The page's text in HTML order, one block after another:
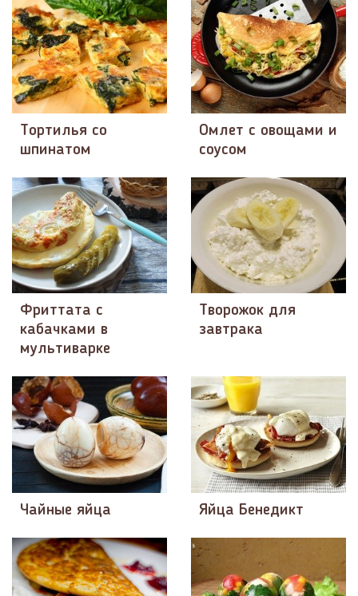
Тортилья со
шпинатом
Омлет с овощами и
соусом
Фриттата с
кабачками в
мультиварке
Творожок для
завтрака
Чайные яйца Яйца Бенедикт